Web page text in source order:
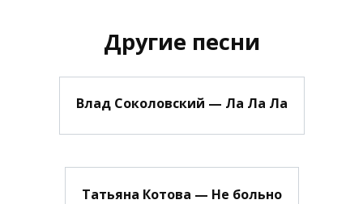
Другие песни
Влад Соколовский — Ла Ла Ла
Татьяна Котова — Не больно